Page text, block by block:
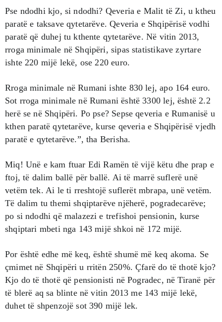
Pse ndodhi kjo, si ndodhi? Qeveria e Malit të Zi, u ktheu
paratë e taksave qytetarëve. Qeveria e Shqipërisë vodhi
paratë që duhej tu kthente qytetarëve. Në vitin 2013,
rroga minimale në Shqipëri, sipas statistikave zyrtare
ishte 220 mijë lekë, ose 220 euro.
Rroga minimale në Rumani ishte 830 lej, apo 164 euro.
Sot rroga minimale në Rumani është 3300 lej, është 2.2
herë se në Shqipëri. Po pse? Sepse qeveria e Rumanisë u
kthen paratë qytetarëve, kurse qeveria e Shqipërisë vjedh
paratë e qytetarëve.”, tha Berisha.
Miq! Unë e kam ftuar Edi Ramën të vijë këtu dhe prap e
ftoj, të dalim ballë për ballë. Ai të marrë suflerë unë
vetëm tek. Ai le ti rreshtojë suflerët mbrapa, unë vetëm.
Të dalim tu themi shqiptarëve njëherë, pogradecarëve;
po si ndodhi që malazezi e trefishoi pensionin, kurse
shqiptari mbeti nga 143 mijë shkoi në 172 mijë.
Por është edhe më keq, është shumë më keq akoma. Se
çmimet në Shqipëri u rritën 250%. Çfarë do të thotë kjo?
Kjo do të thotë që pensionisti në Pogradec, në Tiranë për
të blerë aq sa blinte në vitin 2013 me 143 mijë lekë,
duhet të shpenzojë sot 390 mijë lek.